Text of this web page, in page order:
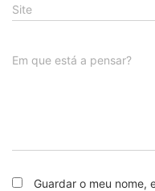
Site
Em que está a pensar?
Guardar o meu nome,